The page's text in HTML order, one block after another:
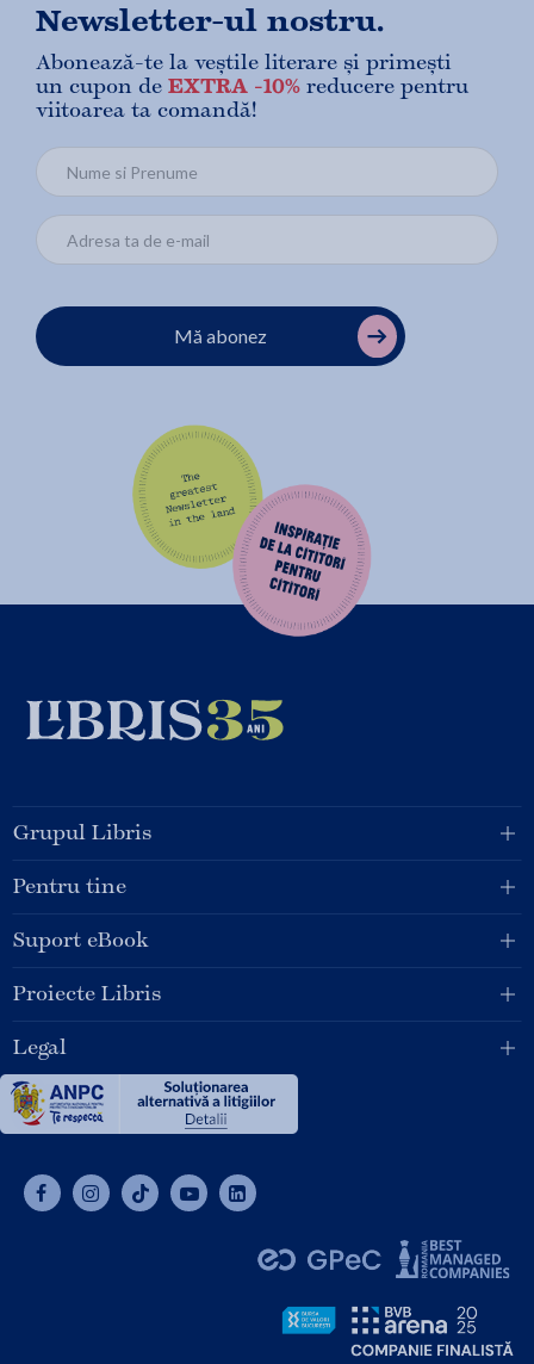
Newsletter-ul nostru.
Abonează-te la veștile literare și primești
un cupon de EXTRA -10% reducere pentru
viitoarea ta comandă!
Mă abonez
Grupul Libris
Pentru tine
Suport eBook
Proiecte Libris
Legal